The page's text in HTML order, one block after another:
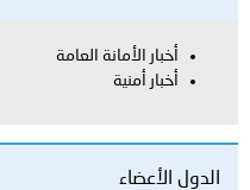
أخبار الأمانة العامة
أخبار أمنية
الدول الأعضاء